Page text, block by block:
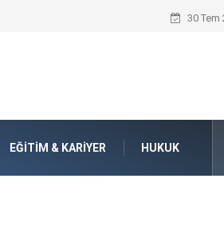
Doküman
30 Tem
EĞITIM & KARIYER HUKUK